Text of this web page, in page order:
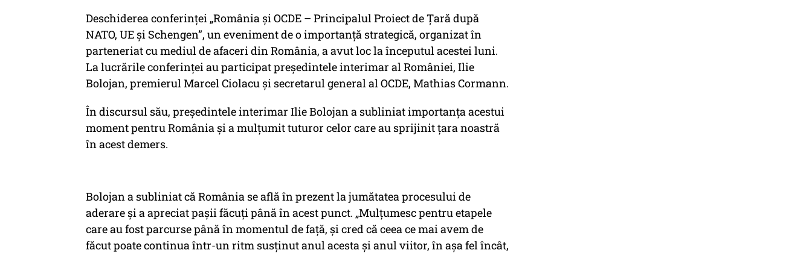
Deschiderea conferinței „România și OCDE – Principalul Proiect de Țară după
NATO, UE și Schengen”, un eveniment de o importanță strategică, organizat în
parteneriat cu mediul de afaceri din România, a avut loc la începutul acestei luni.
La lucrările conferinței au participat președintele interimar al României, Ilie
Bolojan, premierul Marcel Ciolacu și secretarul general al OCDE, Mathias Cormann.
În discursul său, președintele interimar Ilie Bolojan a subliniat importanța acestui
moment pentru România și a mulțumit tuturor celor care au sprijinit țara noastră
în acest demers.
Bolojan a subliniat că România se află în prezent la jumătatea procesului de
aderare și a apreciat pașii făcuți până în acest punct. „Mulțumesc pentru etapele
care au fost parcurse până în momentul de față, și cred că ceea ce mai avem de
făcut poate continua într-un ritm susținut anul acesta și anul viitor, în așa fel încât,